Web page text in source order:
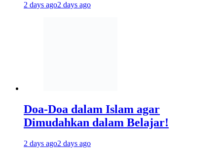
2 days ago2 days ago
Doa-Doa dalam Islam agar
Dimudahkan dalam Belajar!
2 days ago2 days ago